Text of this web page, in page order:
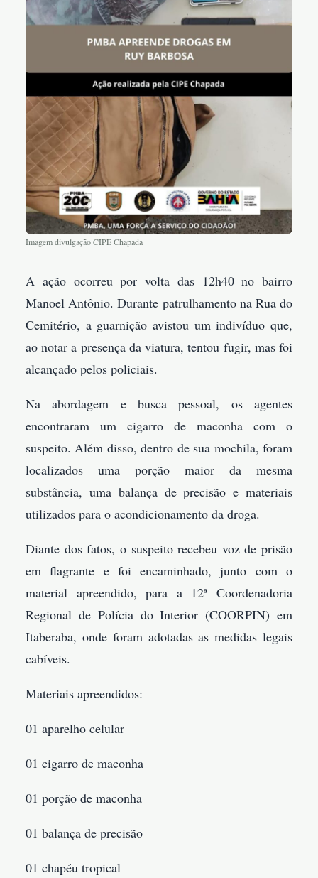
Imagem divulgação CIPE Chapada
A ação ocorreu por volta das 12h40 no bairro
Manoel Antônio. Durante patrulhamento na Rua do
Cemitério, a guarnição avistou um indivíduo que,
ao notar a presença da viatura, tentou fugir, mas foi
alcançado pelos policiais.
Na abordagem e busca pessoal, os agentes
encontraram um cigarro de maconha com o
suspeito. Além disso, dentro de sua mochila, foram
localizados uma porção maior da mesma
substância, uma balança de precisão e materiais
utilizados para o acondicionamento da droga.
Diante dos fatos, o suspeito recebeu voz de prisão
em flagrante e foi encaminhado, junto com o
material apreendido, para a 12ª Coordenadoria
Regional de Polícia do Interior (COORPIN) em
Itaberaba, onde foram adotadas as medidas legais
cabíveis.
Materiais apreendidos:
01 aparelho celular
01 cigarro de maconha
01 porção de maconha
01 balança de precisão
01 chapéu tropical